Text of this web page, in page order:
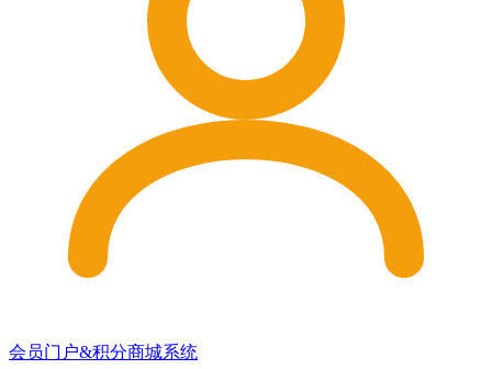
会员门户&积分商城系统